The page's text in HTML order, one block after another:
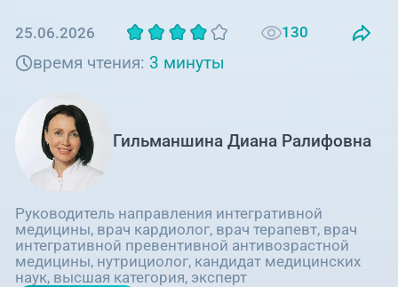
+7 (351) 220-00-03
25.06.2026 130
время чтения: 3 минуты
Гильманшина Диана Ралифовна
Руководитель направления интегративной
медицины, врач кардиолог, врач терапевт, врач
интегративной превентивной антивозрастной
медицины, нутрициолог, кандидат медицинских
наук, высшая категория, эксперт